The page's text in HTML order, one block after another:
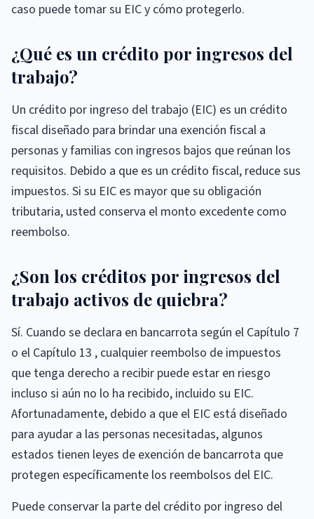
caso puede tomar su EIC y cómo protegerlo.
¿Qué es un crédito por ingresos del
trabajo?
Un crédito por ingreso del trabajo (EIC) es un crédito
fiscal diseñado para brindar una exención fiscal a
personas y familias con ingresos bajos que reúnan los
requisitos. Debido a que es un crédito fiscal, reduce sus
impuestos. Si su EIC es mayor que su obligación
tributaria, usted conserva el monto excedente como
reembolso.
¿Son los créditos por ingresos del
trabajo activos de quiebra?
Sí. Cuando se declara en bancarrota según el Capítulo 7
o el Capítulo 13 , cualquier reembolso de impuestos
que tenga derecho a recibir puede estar en riesgo
incluso si aún no lo ha recibido, incluido su EIC.
Afortunadamente, debido a que el EIC está diseñado
para ayudar a las personas necesitadas, algunos
estados tienen leyes de exención de bancarrota que
protegen específicamente los reembolsos del EIC.
Puede conservar la parte del crédito por ingreso del